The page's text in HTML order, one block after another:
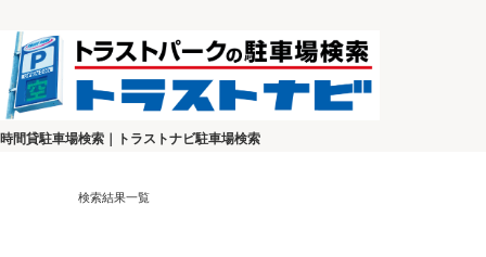
時間貸駐車場検索｜トラストナビ駐車場検索
検索結果一覧